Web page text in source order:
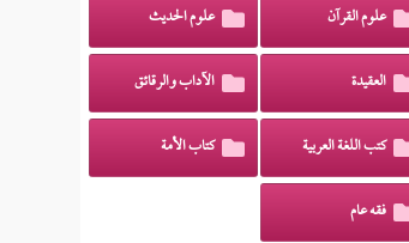
علوم القرآن علوم الحديث
العقيدة الآداب والرقائق
كتب اللغة العربية كتاب الأمة
فقه عام